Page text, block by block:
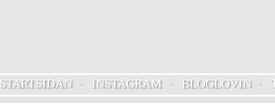
STARTSIDAN· INSTAGRAM· BLOGLOVIN·